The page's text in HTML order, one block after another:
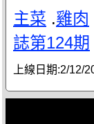
主菜 .雞肉
誌第124期
上線日期:2/12/